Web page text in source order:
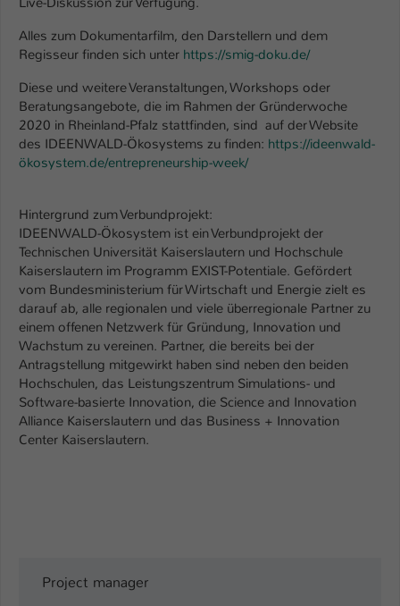
Alles zum Dokumentarfilm, den Darstellern und dem
Regisseur finden sich unter https://smig-doku.de/
Diese und weitere Veranstaltungen, Workshops oder
Beratungsangebote, die im Rahmen der Gründerwoche
2020 in Rheinland-Pfalz stattfinden, sind auf der Website
des IDEENWALD-Ökosystems zu finden: https://ideenwald-
ökosystem.de/entrepreneurship-week/
Hintergrund zum Verbundprojekt:
IDEENWALD-Ökosystem ist ein Verbundprojekt der
Technischen Universität Kaiserslautern und Hochschule
Kaiserslautern im Programm EXIST-Potentiale. Gefördert
vom Bundesministerium für Wirtschaft und Energie zielt es
darauf ab, alle regionalen und viele überregionale Partner zu
einem offenen Netzwerk für Gründung, Innovation und
Wachstum zu vereinen. Partner, die bereits bei der
Antragstellung mitgewirkt haben sind neben den beiden
Hochschulen, das Leistungszentrum Simulations- und
Software-basierte Innovation, die Science and Innovation
Alliance Kaiserslautern und das Business + Innovation
Center Kaiserslautern.
Project manager
Zweck
Einstellungen. Unter anderem eine zufällig
Speicherung Ihrer vorgenommen
Einstellungen, falls der Webseiten-
Betreiber dies eingestellt hat.
Name fe_typo_user / PHPSESSID
Laufzeit 1 Woche
Zweck
Dieses Cookie ist ein Standard-Session-
Cookie von TYPO3. Es speichert im Fall
eines Intranet-Logins die Session-ID. So
kann der eingeloggte Benutzer
wiedererkannt werden und es wird ihm
Zugang zu geschützten Bereichen
gewährt.
Name
Zweck
angemeldet ist und Rechte besitzt diese